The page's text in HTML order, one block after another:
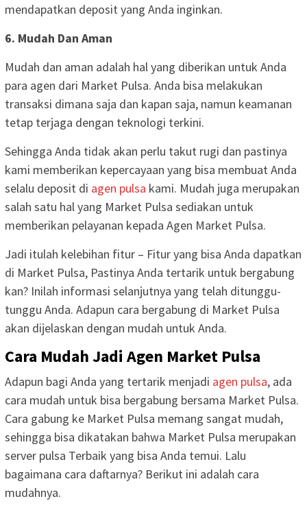
mendapatkan deposit yang Anda inginkan.
6. Mudah Dan Aman
Mudah dan aman adalah hal yang diberikan untuk Anda
para agen dari Market Pulsa. Anda bisa melakukan
transaksi dimana saja dan kapan saja, namun keamanan
tetap terjaga dengan teknologi terkini.
Sehingga Anda tidak akan perlu takut rugi dan pastinya
kami memberikan kepercayaan yang bisa membuat Anda
selalu deposit di agen pulsa kami. Mudah juga merupakan
salah satu hal yang Market Pulsa sediakan untuk
memberikan pelayanan kepada Agen Market Pulsa.
Jadi itulah kelebihan fitur – Fitur yang bisa Anda dapatkan
di Market Pulsa, Pastinya Anda tertarik untuk bergabung
kan? Inilah informasi selanjutnya yang telah ditunggu-
tunggu Anda. Adapun cara bergabung di Market Pulsa
akan dijelaskan dengan mudah untuk Anda.
Cara Mudah Jadi Agen Market Pulsa
Adapun bagi Anda yang tertarik menjadi agen pulsa, ada
cara mudah untuk bisa bergabung bersama Market Pulsa.
Cara gabung ke Market Pulsa memang sangat mudah,
sehingga bisa dikatakan bahwa Market Pulsa merupakan
server pulsa Terbaik yang bisa Anda temui. Lalu
bagaimana cara daftarnya? Berikut ini adalah cara
mudahnya.